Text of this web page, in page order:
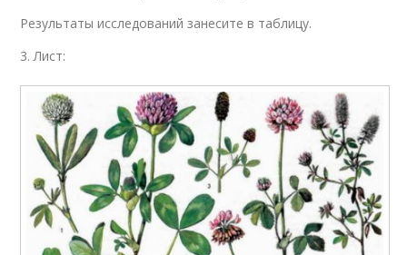
Результаты исследований занесите в таблицу.
3. Лист: